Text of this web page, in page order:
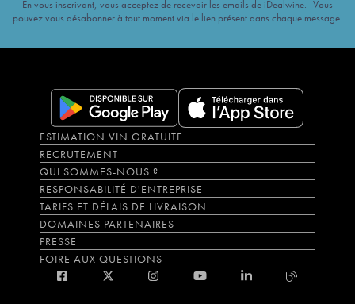
En vous inscrivant, vous acceptez de recevoir les emails de iDealwine. Vous
pouvez vous désabonner à tout moment via le lien présent dans chaque message.
ESTIMATION VIN GRATUITE
RECRUTEMENT
QUI SOMMES-NOUS ?
RESPONSABILITÉ D'ENTREPRISE
TARIFS ET DÉLAIS DE LIVRAISON
DOMAINES PARTENAIRES
PRESSE
FOIRE AUX QUESTIONS